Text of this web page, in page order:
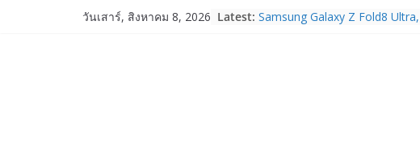
วันเสาร์, สิงหาคม 8, 2026 Latest: Samsung Galaxy Z Fold8 Ultra,